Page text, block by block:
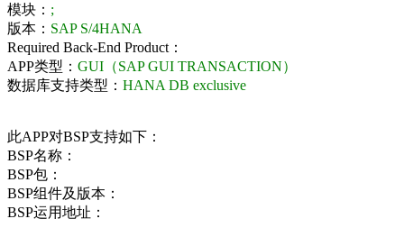
模块： ;
版本： SAP S/4HANA
Required Back-End Product：
APP类型： GUI（SAP GUI TRANSACTION）
数据库支持类型： HANA DB exclusive
此APP对BSP支持如下：
BSP名称：
BSP包：
BSP组件及版本：
BSP运用地址：